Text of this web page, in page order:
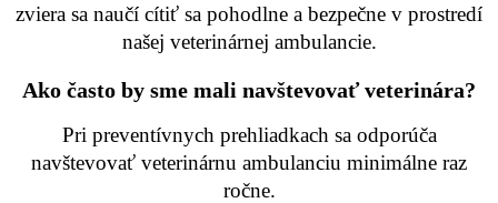
zviera sa naučí cítiť sa pohodlne a bezpečne v prostredí
našej veterinárnej ambulancie.
Ako často by sme mali navštevovať veterinára?
Pri preventívnych prehliadkach sa odporúča
navštevovať veterinárnu ambulanciu minimálne raz
ročne.